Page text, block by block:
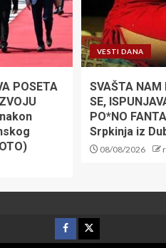
POSETA
VESTI DANA
SVAŠTA NAM
SE,
PO*NO
Srpkinja iz
08/08/2026